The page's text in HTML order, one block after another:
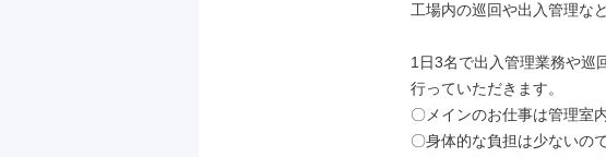
工場内の巡回や出入管理な
1日3名で出入管理業務や巡
行っていただきます。
〇メインのお仕事は管理室
〇身体的な負担は少ないの